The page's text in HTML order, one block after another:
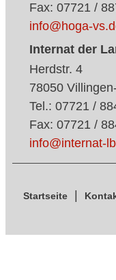
Fax: 07721 /
info@hoga-
Internat der
Herdstr. 4
78050
Tel.: 07721 /
Fax: 07721 /
info@internat-
Startseite